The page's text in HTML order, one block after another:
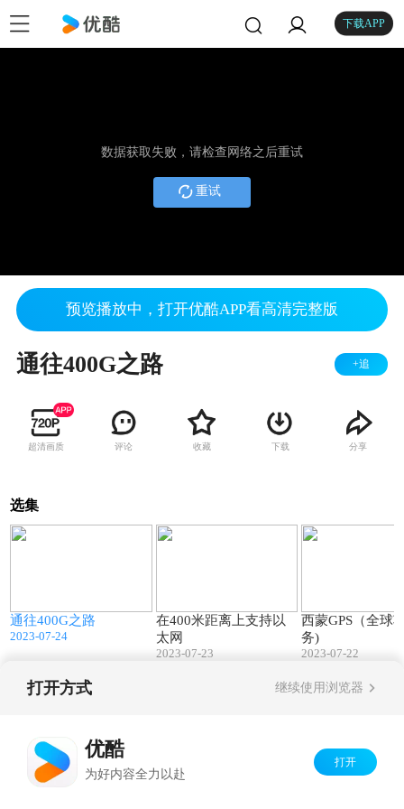
下载APP
数据获取失败，请检查网络之后重试
重试
预览播放中，打开优酷APP看高清完整版
通往400G之路 +追
超清画质 评论 收藏 下载 分享
选集
通往400G之路
2023-07-24
在400米距离上支持以
太网
2023-07-23
西蒙GPS（全球
务)
2023-07-22
打开方式 继续使用浏览器
优酷
为好内容全力以赴
打开